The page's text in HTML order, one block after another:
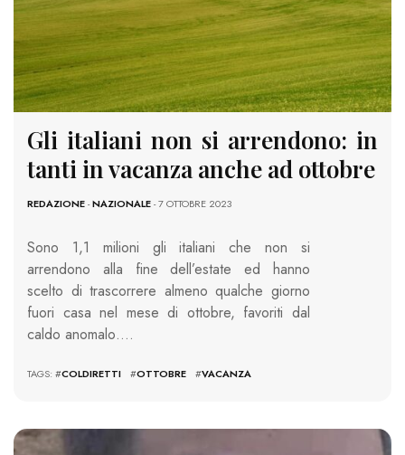
Gli italiani non si arrendono: in
tanti in vacanza anche ad ottobre
REDAZIONE-NAZIONALE- 7 OTTOBRE 2023
Sono 1,1 milioni gli italiani che non si
arrendono alla fine dell’estate ed hanno
scelto di trascorrere almeno qualche giorno
fuori casa nel mese di ottobre, favoriti dal
caldo anomalo….
TAGS: #COLDIRETTI #OTTOBRE #VACANZA